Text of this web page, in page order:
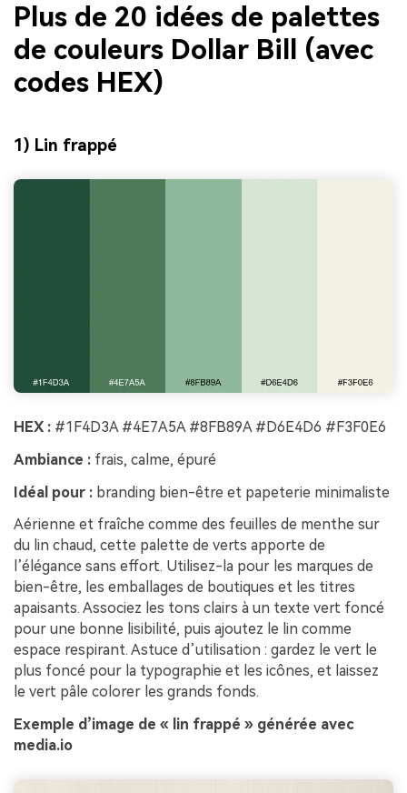
Plus de 20 idées de palettes
de couleurs Dollar Bill (avec
codes HEX)
1) Lin frappé
HEX : #1F4D3A #4E7A5A #8FB89A #D6E4D6 #F3F0E6
Ambiance : frais, calme, épuré
Idéal pour : branding bien-être et papeterie minimaliste
Aérienne et fraîche comme des feuilles de menthe sur
du lin chaud, cette palette de verts apporte de
l’élégance sans effort. Utilisez-la pour les marques de
bien-être, les emballages de boutiques et les titres
apaisants. Associez les tons clairs à un texte vert foncé
pour une bonne lisibilité, puis ajoutez le lin comme
espace respirant. Astuce d’utilisation : gardez le vert le
plus foncé pour la typographie et les icônes, et laissez
le vert pâle colorer les grands fonds.
Exemple d’image de « lin frappé » générée avec
media.io